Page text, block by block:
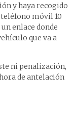
y haya recogido
móvil 10
enlace donde
que va a
ni penalización,
de antelación